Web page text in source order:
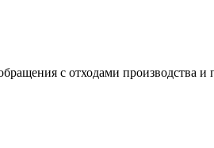
с отходами производства и